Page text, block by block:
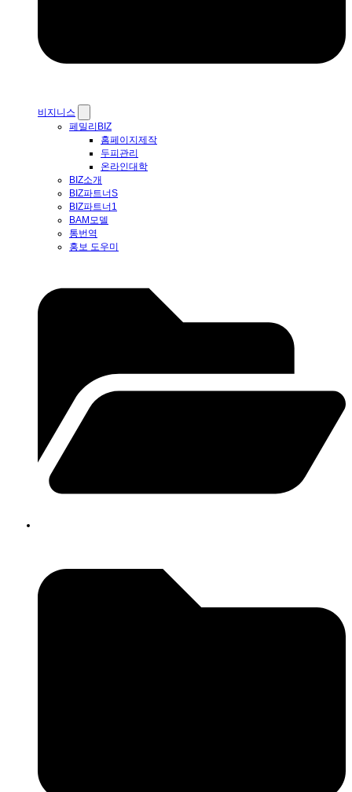
비지니스
페밀리BIZ
홈페이지제작
두피관리
온라인대학
BIZ소개
BIZ파트너S
BIZ파트너1
BAM모델
통번역
홍보 도우미